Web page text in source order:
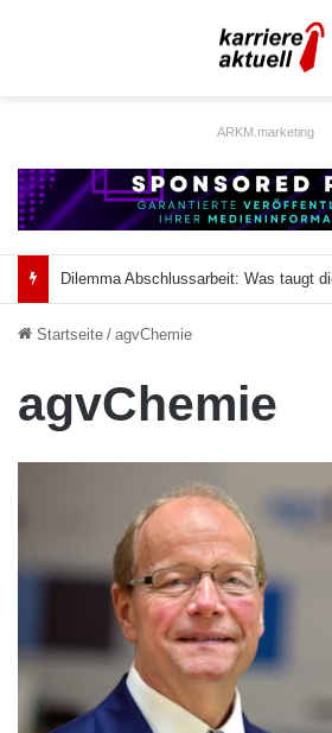
ARKM.marketing
Startseite / agvChemie
agvChemie